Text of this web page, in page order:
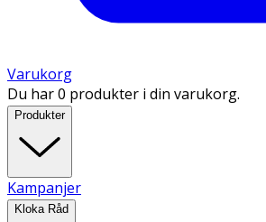
Varukorg
Du har 0 produkter i din varukorg.
Produkter
Kampanjer
Kloka Råd